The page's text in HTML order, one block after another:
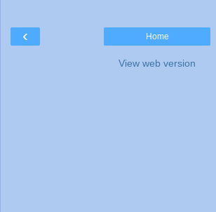
‹ Home
View web version